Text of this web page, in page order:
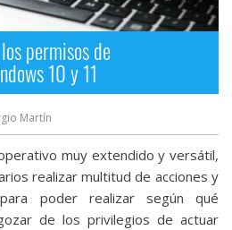
permisos de
10 y 11
Martín
muy extendido y versátil,
realizar multitud de acciones y
poder realizar según qué
de los privilegios de actuar